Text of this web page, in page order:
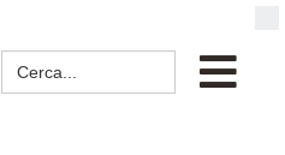
Search
for: